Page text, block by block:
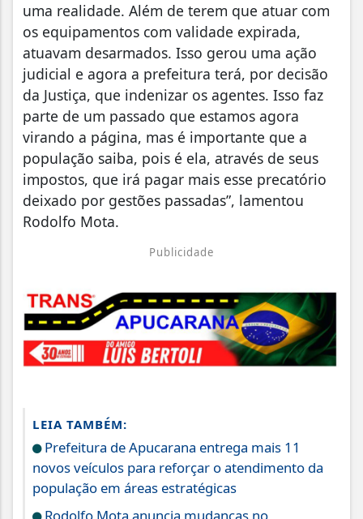
uma realidade. Além de terem que atuar com
os equipamentos com validade expirada,
atuavam desarmados. Isso gerou uma ação
judicial e agora a prefeitura terá, por decisão
da Justiça, que indenizar os agentes. Isso faz
parte de um passado que estamos agora
virando a página, mas é importante que a
população saiba, pois é ela, através de seus
impostos, que irá pagar mais esse precatório
deixado por gestões passadas”, lamentou
Rodolfo Mota.
Publicidade
LEIA TAMBÉM:
Prefeitura de Apucarana entrega mais 11
novos veículos para reforçar o atendimento da
população em áreas estratégicas